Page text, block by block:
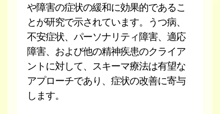
や障害の症状の緩和に効果的であるこ
とが研究で示されています。うつ病、
不安症状、パーソナリティ障害、適応
障害、および他の精神疾患のクライア
ントに対して、スキーマ療法は有望な
アプローチであり、症状の改善に寄与
します。